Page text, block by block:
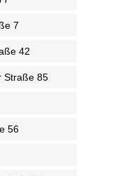
7
42
Straße 85
56